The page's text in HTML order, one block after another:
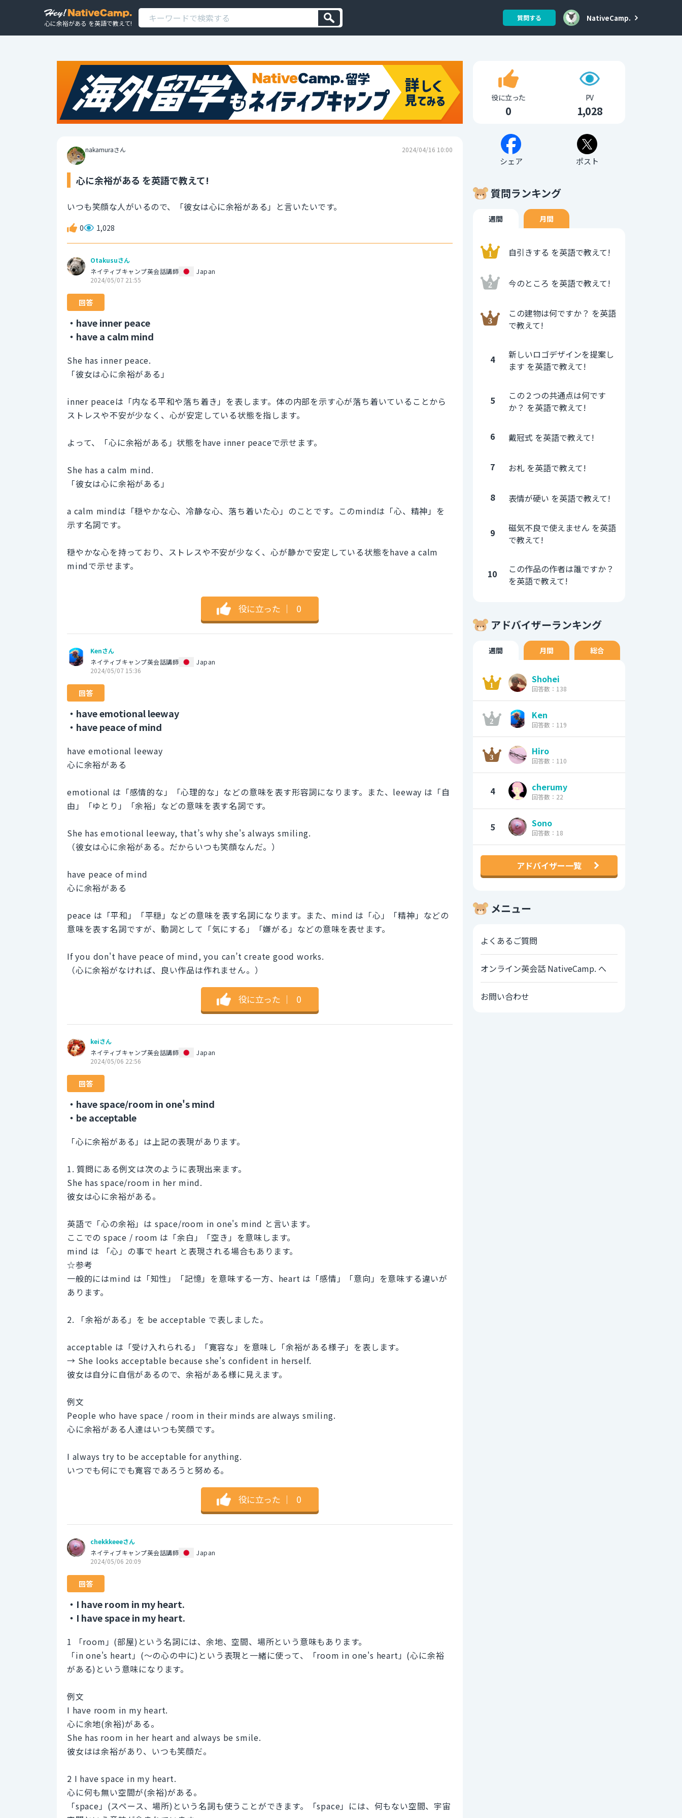
心に余裕がある を英語で教えて!
質問する NativeCamp.
nakamuraさん 2024/04/16 10:00
心に余裕がある を英語で教えて!
いつも笑顔な人がいるので、「彼女は心に余裕がある」と言いたいです。
0 1,028
Otakusuさん
ネイティブキャンプ英会話講師
Japan
2024/05/07 21:55
回答
・have inner peace
・have a calm mind
She has inner peace.
「彼女は心に余裕がある」
inner peaceは「内なる平和や落ち着き」を表します。体の内部を示す心が落ち着いていることから
ストレスや不安が少なく、心が安定している状態を指します。
よって、「心に余裕がある」状態をhave inner peaceで示せます。
She has a calm mind.
「彼女は心に余裕がある」
a calm mindは「穏やかな心、冷静な心、落ち着いた心」のことです。このmindは「心、精神」を
示す名詞です。
穏やかな心を持っており、ストレスや不安が少なく、心が静かで安定している状態をhave a calm
mindで示せます。
役に立った ｜ 0
Kenさん
ネイティブキャンプ英会話講師
Japan
2024/05/07 15:36
回答
・have emotional leeway
・have peace of mind
have emotional leeway
心に余裕がある
emotional は「感情的な」「心理的な」などの意味を表す形容詞になります。また、leeway は「自
由」「ゆとり」「余裕」などの意味を表す名詞です。
She has emotional leeway, that’s why she's always smiling.
（彼女は心に余裕がある。だからいつも笑顔なんだ。）
have peace of mind
心に余裕がある
peace は「平和」「平穏」などの意味を表す名詞になります。また、mind は「心」「精神」などの
意味を表す名詞ですが、動詞として「気にする」「嫌がる」などの意味を表せます。
If you don't have peace of mind, you can’t create good works.
（心に余裕がなければ、良い作品は作れません。）
役に立った ｜ 0
keiさん
ネイティブキャンプ英会話講師
Japan
2024/05/06 22:56
回答
・have space/room in one's mind
・be acceptable
「心に余裕がある」は上記の表現があります。
1. 質問にある例文は次のように表現出来ます。
She has space/room in her mind.
彼女は心に余裕がある。
英語で「心の余裕」は space/room in one's mind と言います。
ここでの space / room は「余白」「空き」を意味します。
mind は 「心」の事で heart と表現される場合もあります。
☆参考
一般的にはmind は「知性」「記憶」を意味する一方、heart は「感情」「意向」を意味する違いが
あります。
2. 「余裕がある」を be acceptable で表しました。
acceptable は「受け入れられる」「寛容な」を意味し「余裕がある様子」を表します。
→ She looks acceptable because she's confident in herself.
彼女は自分に自信があるので、余裕がある様に見えます。
例文
People who have space / room in their minds are always smiling.
心に余裕がある人達はいつも笑顔です。
I always try to be acceptable for anything.
いつでも何にでも寛容であろうと努める。
役に立った ｜ 0
chekkkeeeさん
ネイティブキャンプ英会話講師
Japan
2024/05/06 20:09
回答
・I have room in my heart.
・I have space in my heart.
1 「room」(部屋)という名詞には、余地、空間、場所という意味もあります。
「in one's heart」(〜の心の中に)という表現と一緒に使って、「room in one's heart」(心に余裕
がある)という意味になります。
例文
I have room in my heart.
心に余地(余裕)がある。
She has room in her heart and always be smile.
彼女はは余裕があり、いつも笑顔だ。
2 I have space in my heart.
心に何も無い空間が(余裕)がある。
「space」(スペース、場所)という名詞も使うことができます。「space」には、何もない空間、宇宙
役に立った
0
PV
1,028
シェア ポスト
質問ランキング
週間 月間
自引きする を英語で教えて!
今のところ を英語で教えて!
この建物は何ですか？ を英語
で教えて!
4
新しいロゴデザインを提案し
ます を英語で教えて!
5
この２つの共通点は何です
か？ を英語で教えて!
6 戴冠式 を英語で教えて!
7 お札 を英語で教えて!
8 表情が硬い を英語で教えて!
9
磁気不良で使えません を英語
で教えて!
10
この作品の作者は誰ですか？
を英語で教えて!
アドバイザーランキング
週間 月間 総合
Shohei
回答数：138
Ken
回答数：119
Hiro
回答数：110
4 cherumy
回答数：22
5 Sono
回答数：18
アドバイザー一覧
メニュー
よくあるご質問
オンライン英会話 NativeCamp. へ
お問い合わせ